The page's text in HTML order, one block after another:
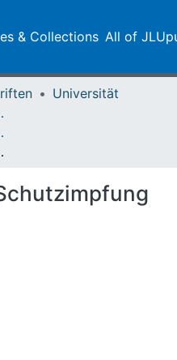
& Collections All of
Universität
(1997)
Gießen